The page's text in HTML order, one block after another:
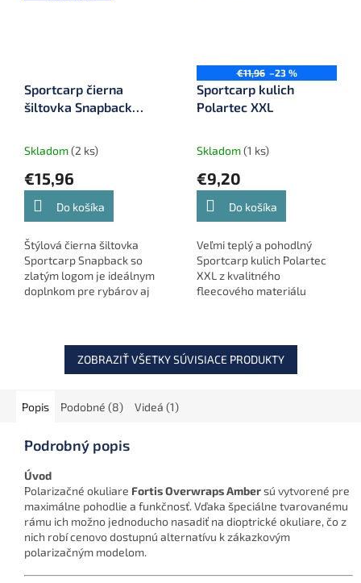
Sportcarp čierna
šiltovka Snapback
Skladom(2 ks)
€15,96
Do košíka
Štýlová čierna šiltovka
Sportcarp Snapback so
zlatým logom je ideálnym
doplnkom pre rybárov aj
€11,96 –23 %
Sportcarp kulich
Polartec XXL
Skladom(1 ks)
€9,20
Do košíka
Veľmi teplý a pohodlný
Sportcarp kulich Polartec
XXL z kvalitného
fleecového materiálu
ZOBRAZIŤ VŠETKY SÚVISIACE PRODUKTY
Popis Podobné (8) Videá (1)
Podrobný popis
Úvod
Polarizačné okuliare Fortis Overwraps Ambersú vytvorené pre
maximálne pohodlie a funkčnosť. Vďaka špeciálne tvarovanému
rámu ich možno jednoducho nasadiť na dioptrické okuliare, čo z
nich robí cenovo dostupnú alternatívu k zákazkovým
polarizačným modelom.